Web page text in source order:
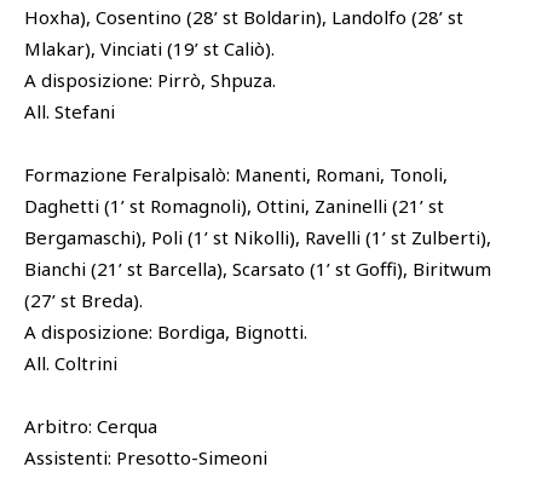
Hoxha), Cosentino (28’ st Boldarin), Landolfo (28’ st
Mlakar), Vinciati (19’ st Caliò).
A disposizione: Pirrò, Shpuza.
All. Stefani
Formazione Feralpisalò: Manenti, Romani, Tonoli,
Daghetti (1’ st Romagnoli), Ottini, Zaninelli (21’ st
Bergamaschi), Poli (1’ st Nikolli), Ravelli (1’ st Zulberti),
Bianchi (21’ st Barcella), Scarsato (1’ st Goffi), Biritwum
(27’ st Breda).
A disposizione: Bordiga, Bignotti.
All. Coltrini
Arbitro: Cerqua
Assistenti: Presotto-Simeoni